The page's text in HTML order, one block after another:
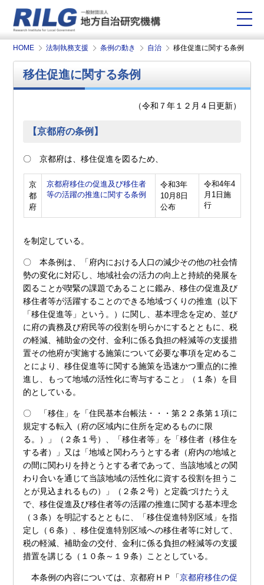
HOME 法制執務支援 条例の動き 自治 移住促進に関する条例
移住促進に関する条例
（令和７年１２月４日更新）
【京都府の条例】
〇 京都府は、移住促進を図るため、
京
都
府
京都府移住の促進及び移住者
等の活躍の推進に関する条例
令和3年
10月8日
公布
令和4年4
月1日施
行
を制定している。
〇 本条例は、「府内における人口の減少その他の社会情
勢の変化に対応し、地域社会の活力の向上と持続的発展を
図ることが喫緊の課題であることに鑑み、移住の促進及び
移住者等が活躍することのできる地域づくりの推進（以下
「移住促進等」という。）に関し、基本理念を定め、並び
に府の責務及び府民等の役割を明らかにするとともに、税
の軽減、補助金の交付、金利に係る負担の軽減等の支援措
置その他府が実施する施策について必要な事項を定めるこ
とにより、移住促進等に関する施策を迅速かつ重点的に推
進し、もって地域の活性化に寄与すること」（１条）を目
的としている。
〇 「移住」を「住民基本台帳法・・・第２２条第１項に
規定する転入（府の区域内に住所を定めるものに限
る。）」（２条１号）、「移住者等」を「移住者（移住を
する者）」又は「地域と関わろうとする者（府内の地域と
の間に関わりを持とうとする者であって、当該地域との関
わり合いを通じて当該地域の活性化に資する役割を担うこ
とが見込まれるもの）」（２条２号）と定義づけたうえ
で、移住促進及び移住者等の活躍の推進に関する基本理念
（３条）を明記するとともに、「移住促進特別区域」を指
定し（６条）、移住促進特別区域への移住者等に対して、
税の軽減、補助金の交付、金利に係る負担の軽減等の支援
措置を講じる（１０条～１９条）こととしている。
本条例の内容については、京都府ＨＰ「京都府移住の促